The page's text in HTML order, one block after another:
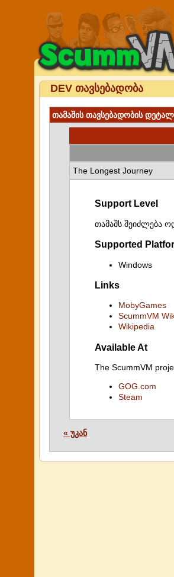
DEV თავსებადობა
თამაშის თავსებადობის
The Longest Journey
Support Level
თამაშს შეიძლება
Supported
Windows
Links
MobyGames
ScummVM
Wikipedia
Available At
The ScummVM
GOG.com
Steam
« უკან